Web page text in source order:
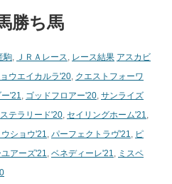
勝ち馬
駒, ＪＲＡレース, レース結果 アスカビ
ウエイカルラ'20, クエストフォーワ
'21, ゴッドフロアー'20, サンライズ
ステラリード'20, セイリングホーム'21,
ショウ'21, パーフェクトラヴ'21, ピ
アーズ'21, ベネディーレ'21, ミスペ